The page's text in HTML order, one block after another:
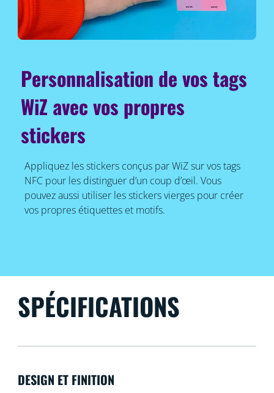
Personnalisation de vos tags
WiZ avec vos propres
stickers
Appliquez les stickers conçus par WiZ sur vos tags
NFC pour les distinguer d’un coup d’œil. Vous
pouvez aussi utiliser les stickers vierges pour créer
vos propres étiquettes et motifs.
SPÉCIFICATIONS
DESIGN ET FINITION